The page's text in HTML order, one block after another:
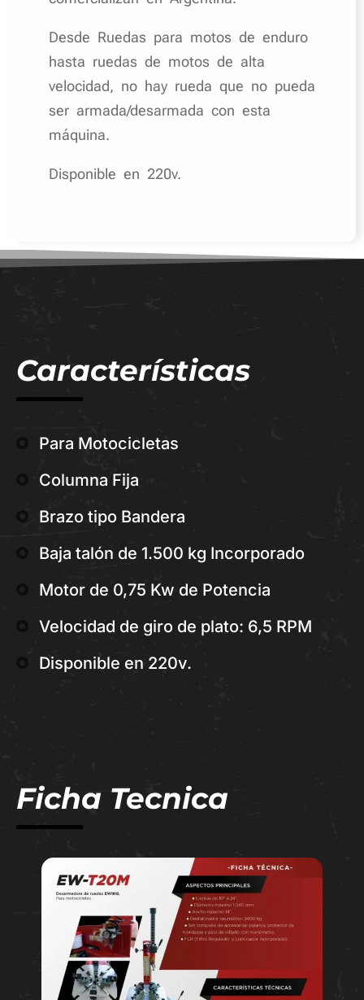
Desde Ruedas para motos de enduro
hasta ruedas de motos de alta
velocidad, no hay rueda que no pueda
ser armada/desarmada con esta
máquina.
Disponible en 220v.
Características
Para Motocicletas
Columna Fija
Brazo tipo Bandera
Baja talón de 1.500 kg Incorporado
Motor de 0,75 Kw de Potencia
Velocidad de giro de plato: 6,5 RPM
Disponible en 220v.
Ficha Tecnica